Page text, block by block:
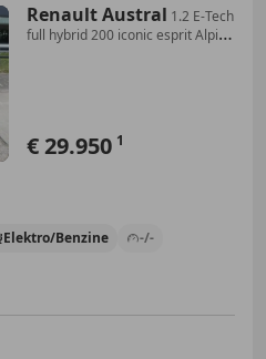
Renault Austral 1.2 E-Tech
full hybrid 200 iconic esprit Alpine
€ 29.950 1
Elektro/Benzine -/-